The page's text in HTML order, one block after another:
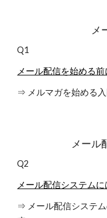
メ
Q1
メール配信を始める
⇒ メルマガを始める入
メール
Q2
メール配信システム
⇒ メール配信システ